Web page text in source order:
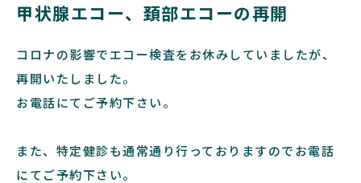
甲状腺エコー、頚部エコーの再開
コロナの影響でエコー検査をお休みしていましたが、
再開いたしました。
お電話にてご予約下さい。
また、特定健診も通常通り行っておりますのでお電話
にてご予約下さい。